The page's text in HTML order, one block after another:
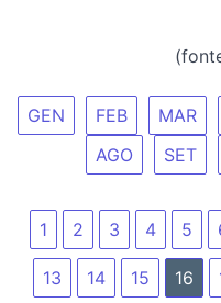
GEN FEB MAR
AGO
SET
1 2 3 4 5
13 14 15 16